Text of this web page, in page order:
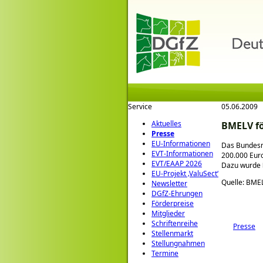
Service
Aktuelles
Presse
EU-Informationen
EVT-Informationen
EVT/EAAP 2026
EU-Projekt ‚ValuSect‘
Newsletter
DGfZ-Ehrungen
Förderpreise
Mitglieder
Schriftenreihe
Stellenmarkt
Stellungnahmen
Termine
05.06.2009
BMELV
Das
200.000
Dazu
Quelle:
Presse